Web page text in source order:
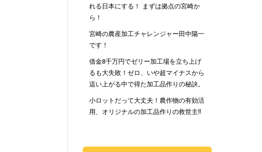
れる日本にする！ まずは拠点の宮崎か
ら！
宮崎の農産加工チャレンジャー田中陽一
です！
借金8千万円でゼリー加工場を立ち上げ
るも大失敗！ゼロ、いや超マイナスから
這い上がる中で得た加工品作りの秘訣。
小ロットだって大丈夫！農作物の有効活
用、オリジナルの加工品作りの救世主‼︎